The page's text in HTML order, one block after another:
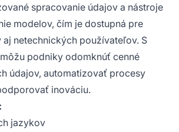
spracovanie údajov a nástroje
modelov, čím je dostupná pre
netechnických používateľov. S
podniky odomknúť cenné
údajov, automatizovať procesy
inováciu.
jazykov